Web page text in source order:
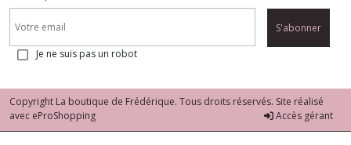
S'abonner
Je ne suis pas un robot
Copyright La boutique de Frédérique. Tous droits réservés. Site réalisé
avec eProShopping Accès gérant